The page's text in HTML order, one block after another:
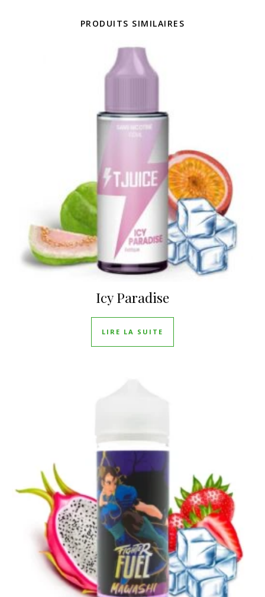
PRODUITS SIMILAIRES
Icy Paradise
LIRE LA SUITE